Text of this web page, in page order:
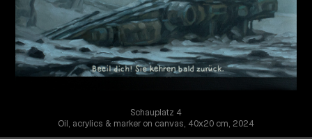
Schauplatz 4
Oil, acrylics & marker on canvas, 40x20 cm, 2024